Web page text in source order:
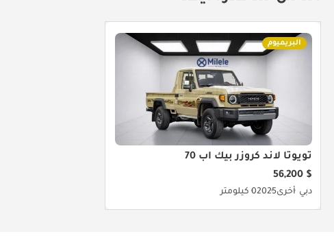
البريميوم
تويوتا لاند كروزر بيك أب 70
$ 56,200
دبي أخرى20250 كيلومتر